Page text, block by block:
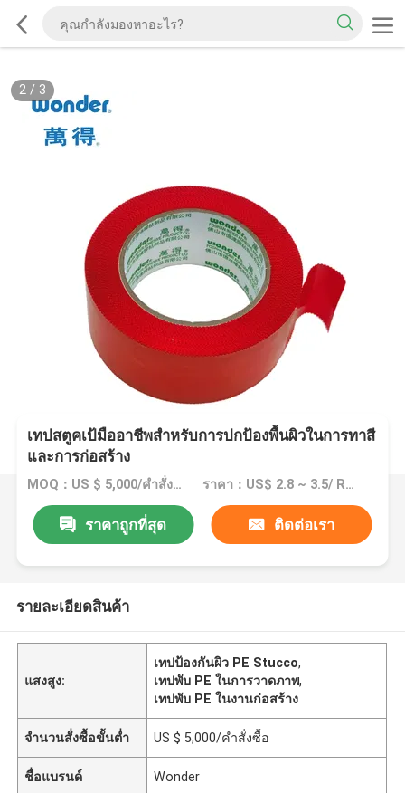
2/ 3
เทปสตูคเป้มืออาชีพสําหรับการปกป้องพื้นผิวในการทาสี
และการก่อสร้าง
MOQ：US $ 5,000/คำสั่งซื้อ ราคา：US$ 2.8 ~ 3.5/ Roll
ราคาถูกที่สุด ติดต่อเรา
รายละเอียดสินค้า
แสงสูง:
เทปป้องกันผิว PE Stucco,
เทปพับ PE ในการวาดภาพ,
เทปพับ PE ในงานก่อสร้าง
จำนวนสั่งซื้อขั้นต่ำ US $ 5,000/คำสั่งซื้อ
ชื่อแบรนด์ Wonder